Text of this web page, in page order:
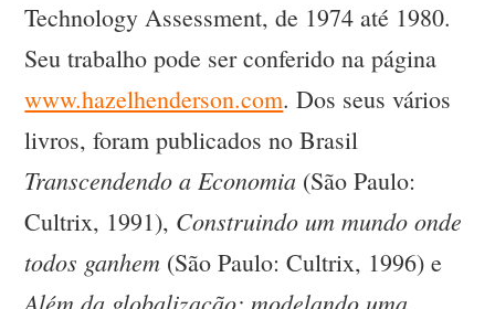
Technology Assessment, de 1974 até 1980.
Seu trabalho pode ser conferido na página
www.hazelhenderson.com. Dos seus vários
livros, foram publicados no Brasil
Transcendendo a Economia (São Paulo:
Cultrix, 1991), Construindo um mundo onde
todos ganhem (São Paulo: Cultrix, 1996) e